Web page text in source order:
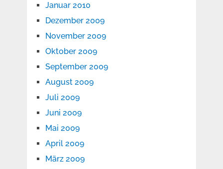
Januar 2010
Dezember 2009
November 2009
Oktober 2009
September 2009
August 2009
Juli 2009
Juni 2009
Mai 2009
April 2009
März 2009